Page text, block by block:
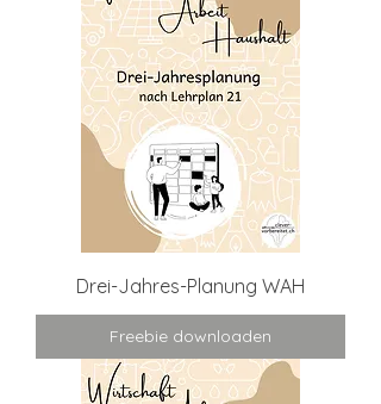
Drei-Jahres-Planung WAH
Freebie downloaden